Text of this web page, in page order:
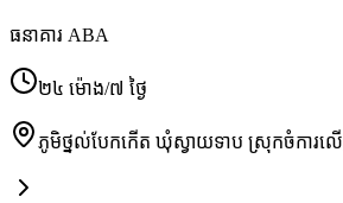
ធនាគារ ABA
២៤ ម៉ោង/៧ ថ្ងៃ
ភូមិថ្នល់បែកកើត ឃុំស្វាយទាប ស្រុកចំការលើ